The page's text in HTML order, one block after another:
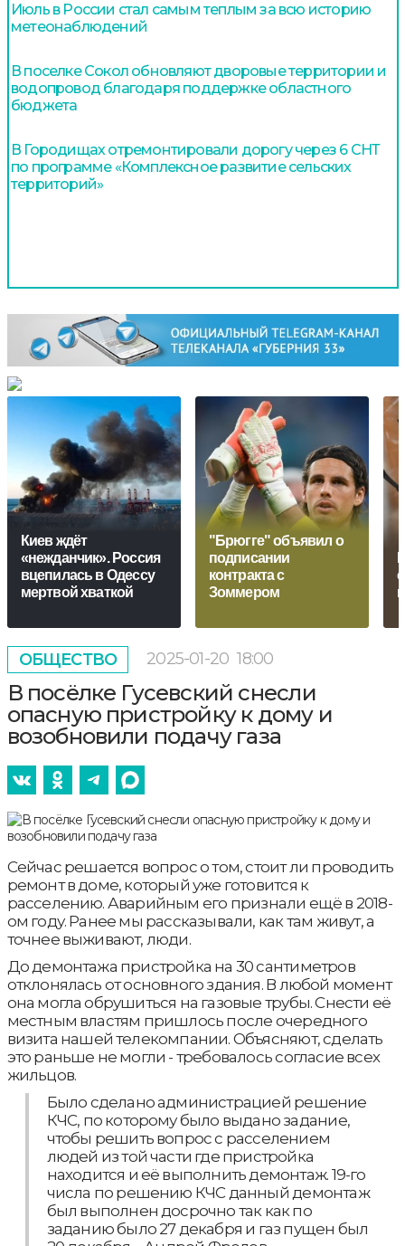
Июль в России стал самым теплым за всю историю
метеонаблюдений
В поселке Сокол обновляют дворовые территории и
водопровод благодаря поддержке областного
бюджета
В Городищах отремонтировали дорогу через 6 СНТ
по программе «Комплексное развитие сельских
территорий»
Киев ждёт
«нежданчик». Россия
вцепилась в Одессу
мертвой хваткой
"Брюгге" объявил о
подписании
контракта с
Зоммером
ОБЩЕСТВО 2025-01-20 18:00
В посёлке Гусевский снесли
опасную пристройку к дому и
возобновили подачу газа
Сейчас решается вопрос о том, стоит ли проводить
ремонт в доме, который уже готовится к
расселению. Аварийным его признали ещё в 2018-
ом году. Ранее мы рассказывали, как там живут, а
точнее выживают, люди.
До демонтажа пристройка на 30 сантиметров
отклонялась от основного здания. В любой момент
она могла обрушиться на газовые трубы. Снести её
местным властям пришлось после очередного
визита нашей телекомпании. Объясняют, сделать
это раньше не могли - требовалось согласие всех
жильцов.
Было сделано администрацией решение
КЧС, по которому было выдано задание,
чтобы решить вопрос с расселением
людей из той части где пристройка
находится и её выполнить демонтаж. 19-го
числа по решению КЧС данный демонтаж
был выполнен досрочно так как по
заданию было 27 декабря и газ пущен был